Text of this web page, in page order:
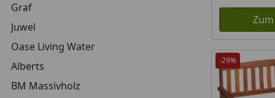
Graf
Juwel
Oase Living Water
Alberts
BM Massivholz
-29%